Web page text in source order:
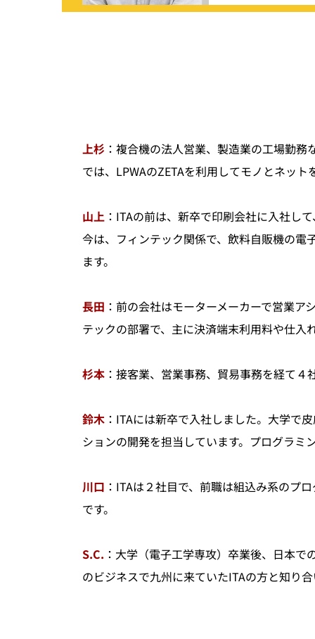
上杉 ：複合機の法人営業、製造業の工場勤務
では、LPWAのZETAを利用してモノとネッ
山上 ：ITAの前は、新卒で印刷会社に入社し
今は、フィンテック関係で、飲料自販機の
ます。
長田 ：前の会社はモーターメーカーで営業
テックの部署で、主に決済端末利用料や仕入
杉本 ：接客業、営業事務、貿易事務を経て
鈴木 ：ITAには新卒で入社しました。大学で
ションの開発を担当しています。プログラミ
川口 ：ITAは２社目で、前職は組込み系のプ
です。
S.C. ：大学（電子工学専攻）卒業後、日本
のビジネスで九州に来ていたITAの方と知り